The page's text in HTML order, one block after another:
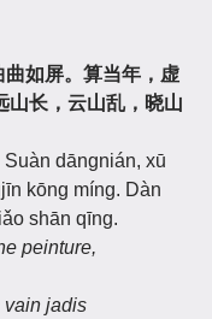
如屏。算当年，虚
山长，云山乱，晓山
dāngnián, xū
kōng míng. Dàn
shān qīng.
peinture,
vain jadis